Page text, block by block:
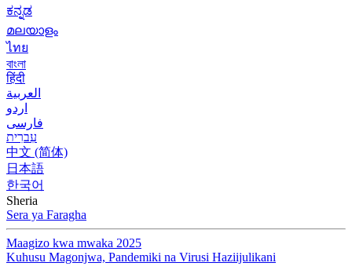
ಕನ್ನಡ
മലയാളം
ไทย
বাংলা
हिंदी
العربية
اردو
فارسی
עִברִית
中文 (简体)
日本語
한국어
Sheria
Sera ya Faragha
Maagizo kwa mwaka 2025
Kuhusu Magonjwa, Pandemiki na Virusi Haziijulikani